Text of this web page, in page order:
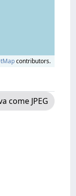
contributors.
come JPEG